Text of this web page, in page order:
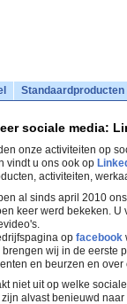
Standaardproducten
sociale media:
onze activiteiten op
vindt u ons ook op
activiteiten,
al sinds april 2010
keer werd bekeken. U
op facebook
brengen wij in de eerste
en beurzen en over
niet uit op welke
zijn alvast benieuwd